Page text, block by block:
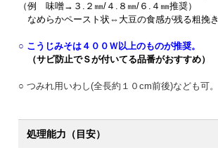
（例 味噌→３.２㎜/４.８㎜/６.４㎜推奨）
なめらかペースト状⇔大豆の食感が残る粗挽き
○ こうじみそは４００Ｗ以上のものが推奨。
（サビ防止でＳが付いてる品番がおすすめ）
○ つみれ用いわし(全長約１０cm前後)なども可。
処理能力（目安）